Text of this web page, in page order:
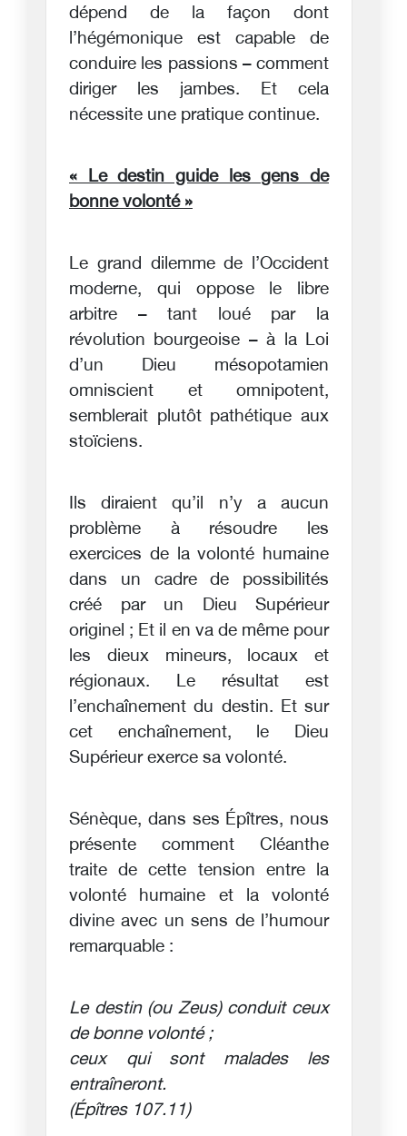
dépend de la façon dont
l’hégémonique est capable de
conduire les passions – comment
diriger les jambes. Et cela
nécessite une pratique continue.
« Le destin guide les gens de
bonne volonté »
Le grand dilemme de l’Occident
moderne, qui oppose le libre
arbitre – tant loué par la
révolution bourgeoise – à la Loi
d’un Dieu mésopotamien
omniscient et omnipotent,
semblerait plutôt pathétique aux
stoïciens.
Ils diraient qu’il n’y a aucun
problème à résoudre les
exercices de la volonté humaine
dans un cadre de possibilités
créé par un Dieu Supérieur
originel ; Et il en va de même pour
les dieux mineurs, locaux et
régionaux. Le résultat est
l’enchaînement du destin. Et sur
cet enchaînement, le Dieu
Supérieur exerce sa volonté.
Sénèque, dans ses Épîtres, nous
présente comment Cléanthe
traite de cette tension entre la
volonté humaine et la volonté
divine avec un sens de l’humour
remarquable :
Le destin (ou Zeus) conduit ceux
de bonne volonté ;
ceux qui sont malades les
entraîneront.
(Épîtres 107.11)